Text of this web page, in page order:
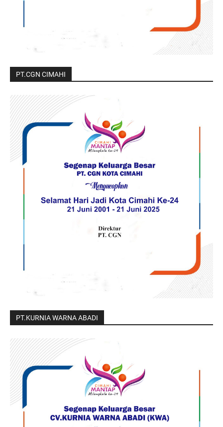
PT.CGN CIMAHI
PT.KURNIA WARNA ABADI